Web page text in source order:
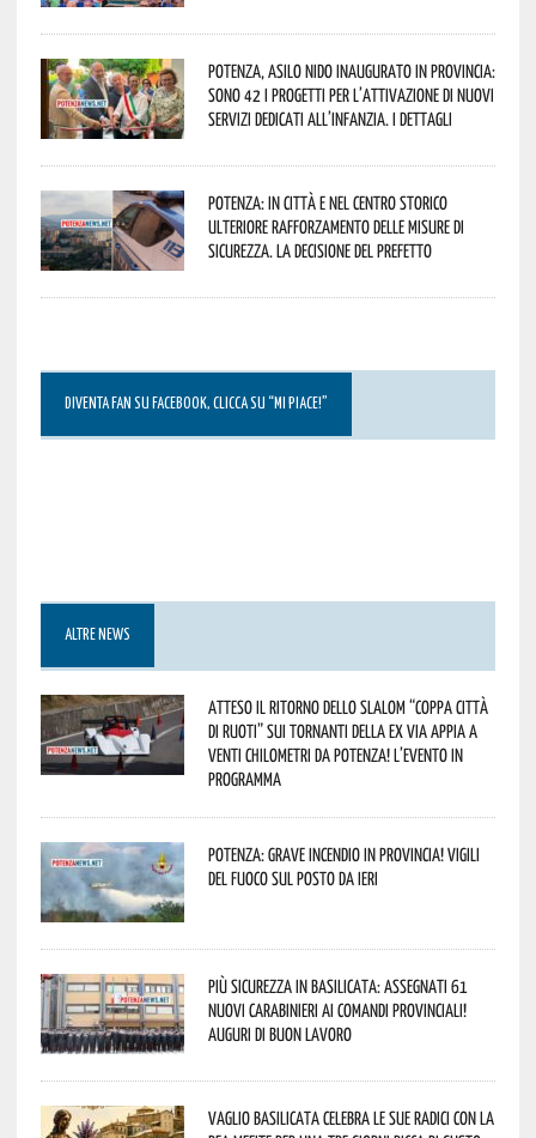
Potenza, asilo nido inaugurato in provincia:
sono 42 i progetti per l’attivazione di nuovi
servizi dedicati all’infanzia. I dettagli
Potenza: in città e nel centro storico
ulteriore rafforzamento delle misure di
sicurezza. La decisione del Prefetto
DIVENTA FAN SU FACEBOOK, CLICCA SU “MI PIACE!”
ALTRE NEWS
Atteso il ritorno dello slalom “Coppa Città
di Ruoti” sui tornanti della ex via Appia a
venti chilometri da Potenza! L’evento in
programma
Potenza: grave incendio in Provincia! Vigili
del fuoco sul posto da ieri
Più sicurezza in Basilicata: assegnati 61
nuovi Carabinieri ai Comandi provinciali!
Auguri di buon lavoro
Vaglio Basilicata celebra le sue radici con la